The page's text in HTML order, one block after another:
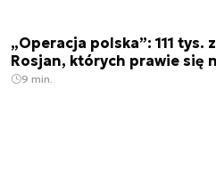
„Operacja polska”: 111
Rosjan, których prawie się
9 min.